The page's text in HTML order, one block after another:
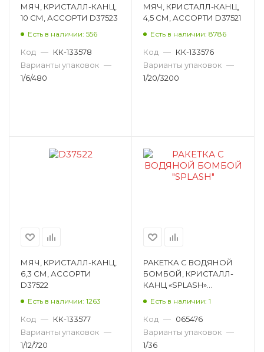
МЯЧ, КРИСТАЛЛ-КАНЦ,
10 СМ, АССОРТИ D37523
Есть в наличии: 556
Код — КК-133578
Варианты упаковок —
1/6/480
МЯЧ, КРИСТАЛЛ-КАНЦ,
4,5 СМ, АССОРТИ D37521
Есть в наличии: 8786
Код — КК-133576
Варианты упаковок —
1/20/3200
МЯЧ, КРИСТАЛЛ-КАНЦ,
6,3 СМ, АССОРТИ
D37522
Есть в наличии: 1263
Код — КК-133577
Варианты упаковок —
1/12/720
РАКЕТКА С ВОДЯНОЙ
БОМБОЙ, КРИСТАЛЛ-
КАНЦ «SPLASH»
Есть в наличии: 1
Код — 065476
Варианты упаковок —
1/36